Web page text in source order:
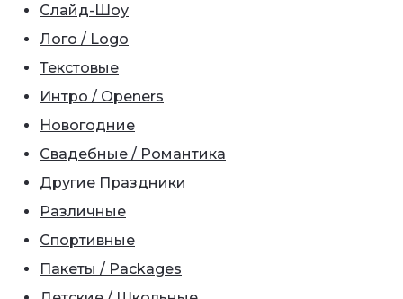
Слайд-Шоу
Лого / Logo
Текстовые
Интро / Openers
Новогодние
Свадебные / Романтика
Другие Праздники
Различные
Спортивные
Пакеты / Packages